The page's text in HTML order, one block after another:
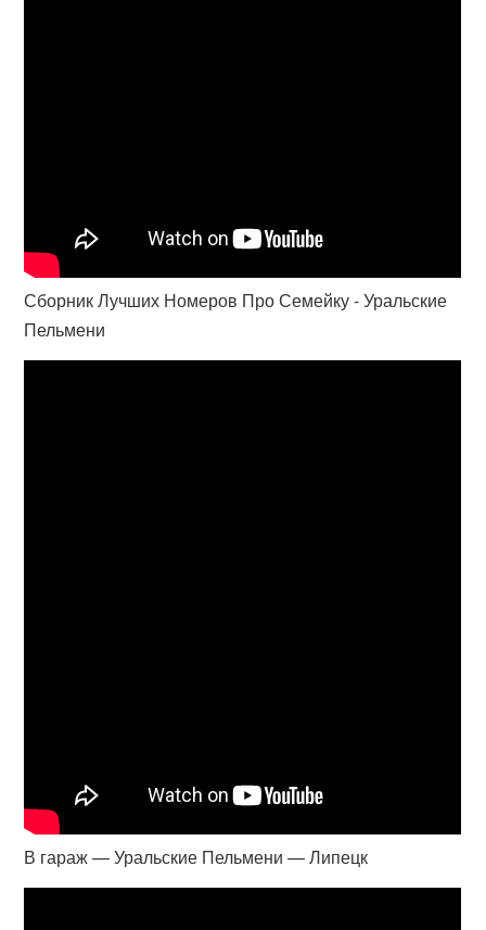
Сборник Лучших Номеров Про Семейку - Уральские
Пельмени
В гараж — Уральские Пельмени — Липецк